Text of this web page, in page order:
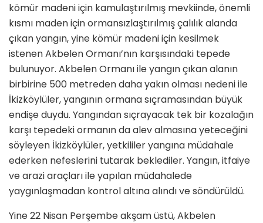
kömür madeni için kamulaştırılmış mevkiinde, önemli
kısmı maden için ormansızlaştırılmış çalılık alanda
çıkan yangın, yine kömür madeni için kesilmek
istenen Akbelen Ormanı’nın karşısındaki tepede
bulunuyor. Akbelen Ormanı ile yangın çıkan alanın
birbirine 500 metreden daha yakın olması nedeni ile
İkizköylüler, yangının ormana sıçramasından büyük
endişe duydu. Yangından sıçrayacak tek bir kozalağın
karşı tepedeki ormanın da alev almasına yeteceğini
söyleyen İkizköylüler, yetkililer yangına müdahale
ederken nefeslerini tutarak beklediler. Yangın, itfaiye
ve arazi araçları ile yapılan müdahalede
yaygınlaşmadan kontrol altına alındı ve söndürüldü.
Yine 22 Nisan Perşembe akşam üstü, Akbelen